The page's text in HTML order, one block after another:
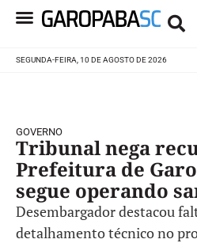
SEGUNDA-FEIRA, 10 DE AGOSTO DE 2026
GOVERNO
Tribunal nega
Prefeitura de
segue operando
Desembargador destacou
detalhamento técnico no